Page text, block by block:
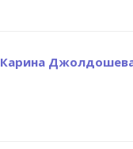
Карина